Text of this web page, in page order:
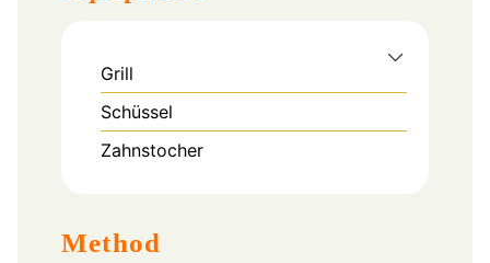
Grill
Schüssel
Zahnstocher
Method